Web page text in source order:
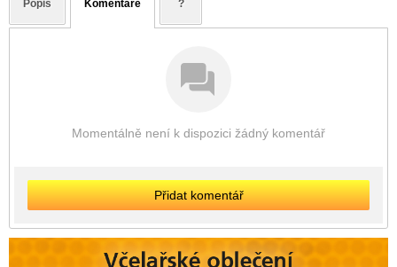
Popis Komentáře ?
Momentálně není k dispozici žádný komentář
Přidat komentář